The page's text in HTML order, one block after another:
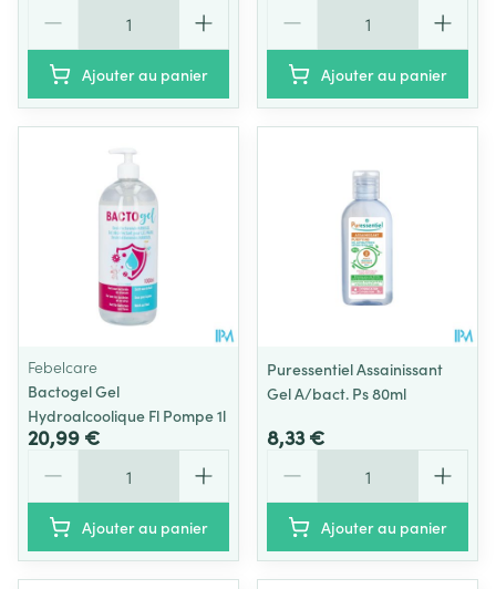
Ajouter au panier Ajouter au panier
Febelcare
Bactogel Gel
Hydroalcoolique Fl Pompe 1l
20,99 €
Ajouter au panier
Puressentiel Assainissant
Gel A/bact. Ps 80ml
8,33 €
Ajouter au panier